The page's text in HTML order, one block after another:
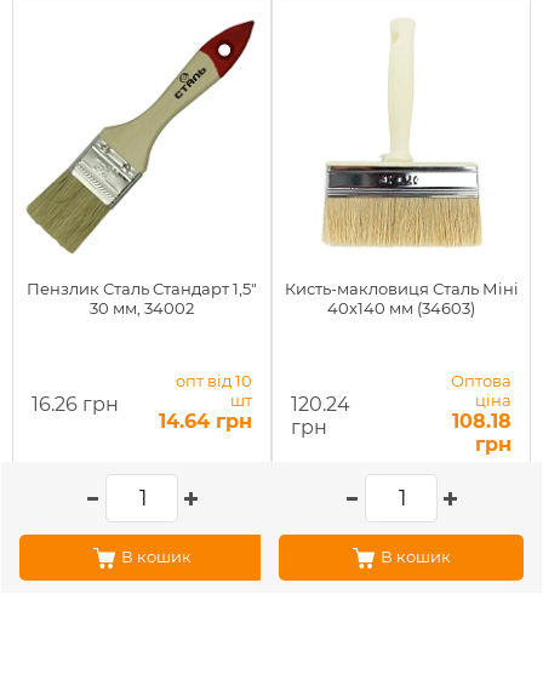
Пензлик Сталь Стандарт 1,5"
30 мм, 34002
16.26 грн
опт від 10
шт
14.64 грн
В кошик
Кисть-макловиця Сталь Міні
40x140 мм (34603)
120.24
грн
Оптова
ціна
108.18
грн
В кошик